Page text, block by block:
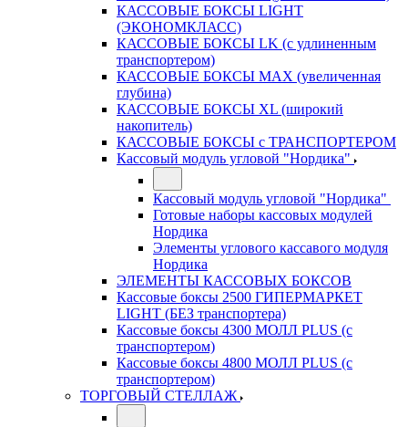
КАССОВЫЕ БОКСЫ LIGHT
(ЭКОНОМКЛАСС)
КАССОВЫЕ БОКСЫ LK (с удлиненным
транспортером)
КАССОВЫЕ БОКСЫ MAX (увеличенная
глубина)
КАССОВЫЕ БОКСЫ XL (широкий
накопитель)
КАССОВЫЕ БОКСЫ с ТРАНСПОРТЕРОМ
Кассовый модуль угловой "Нордика"
Кассовый модуль угловой "Нордика"
Готовые наборы кассовых модулей
Нордика
Элементы углового кассавого модуля
Нордика
ЭЛЕМЕНТЫ КАССОВЫХ БОКСОВ
Кассовые боксы 2500 ГИПЕРМАРКЕТ
LIGHT (БЕЗ транспортера)
Кассовые боксы 4300 МОЛЛ PLUS (с
транспортером)
Кассовые боксы 4800 МОЛЛ PLUS (с
транспортером)
ТОРГОВЫЙ СТЕЛЛАЖ